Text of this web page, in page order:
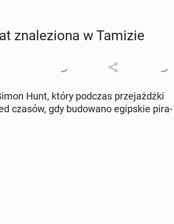
zna­le­zio­na w Tamizie
Hunt, który podczas prze­jażdż­ki
czasów, gdy bu­do­wa­no egip­skie pi­ra­